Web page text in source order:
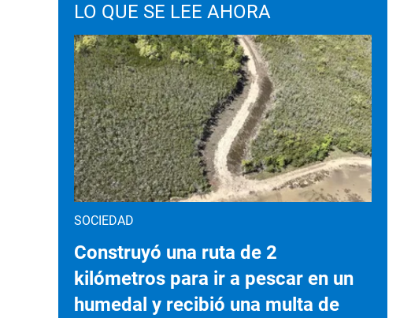
LO QUE SE LEE AHORA
SOCIEDAD
Construyó una ruta de 2
kilómetros para ir a pescar en un
humedal y recibió una multa de